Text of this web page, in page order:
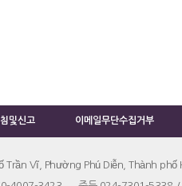
및신고 이메일무단수집거부
Trần Vĩ, Phường Phú Diễn, Thành phố